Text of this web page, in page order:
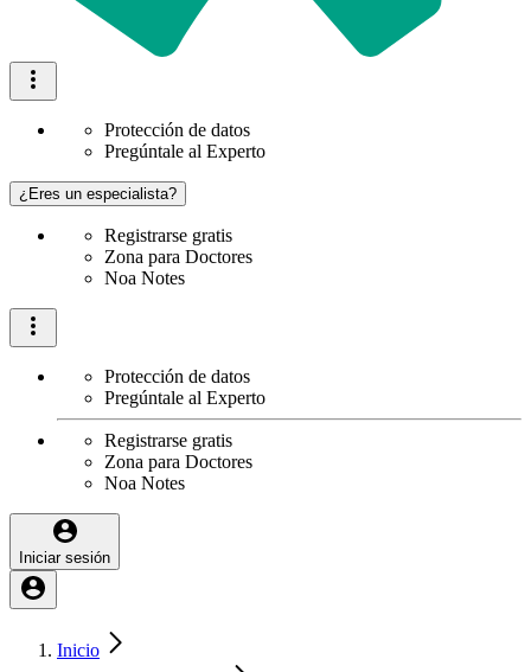
Protección de datos
Pregúntale al Experto
¿Eres un especialista?
Registrarse gratis
Zona para Doctores
Noa Notes
Protección de datos
Pregúntale al Experto
Registrarse gratis
Zona para Doctores
Noa Notes
Iniciar sesión
Inicio